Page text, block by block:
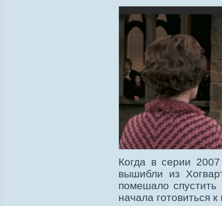
Когда в серии 2007
вышибли из
помешало
начала готовиться